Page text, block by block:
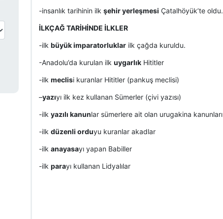
-insanlık tarihinin ilk şehir yerleşmesi Çatalhöyük’te oldu.
İLKÇAĞ TARİHİNDE İLKLER
-ilk büyük imparatorluklarilk çağda kuruldu.
-Anadolu’da kurulan ilk uygarlıkHititler
-ilk meclisi kuranlar Hititler (pankuş meclisi)
–yazıyı ilk kez kullanan Sümerler (çivi yazısı)
-ilk yazılı kanunlar sümerlere ait olan urugakina kanunları
-ilk düzenli orduyu kuranlar akadlar
-ilk anayasayı yapan Babiller
-ilk parayı kullanan Lidyalılar